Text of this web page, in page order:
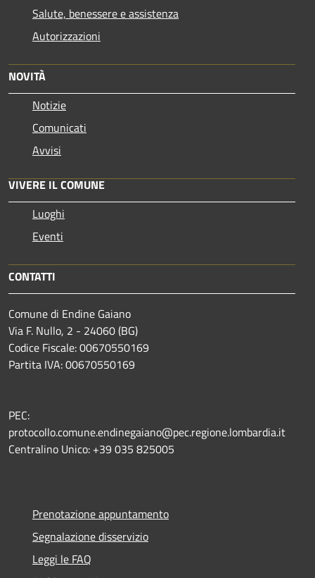
Salute, benessere e assistenza
Autorizzazioni
NOVITÀ
Notizie
Comunicati
Avvisi
VIVERE IL COMUNE
Luoghi
Eventi
CONTATTI
Comune di Endine Gaiano
Via F. Nullo, 2 - 24060 (BG)
Codice Fiscale: 00670550169
Partita IVA: 00670550169
PEC:
protocollo.comune.endinegaiano@pec.regione.lombardia.it
Centralino Unico: +39 035 825005
Prenotazione appuntamento
Segnalazione disservizio
Leggi le FAQ